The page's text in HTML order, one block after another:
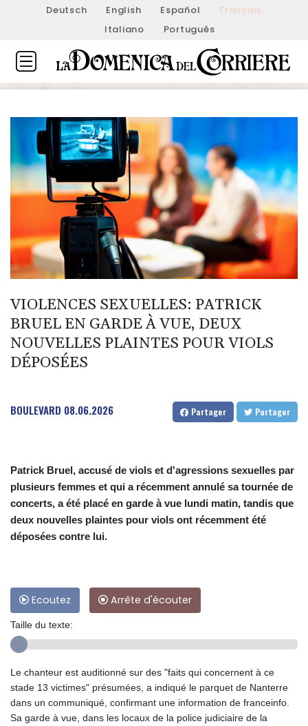
Deutsch English Español
Français
Italiano
Português
VIOLENCES SEXUELLES: PATRICK
BRUEL EN GARDE À VUE, DEUX
NOUVELLES PLAINTES POUR VIOLS
DÉPOSÉES
BOULEVARD 08.06.2026 Partager Partager
Patrick Bruel, accusé de viols et d'agressions sexuelles par
plusieurs femmes et qui a récemment annulé sa tournée de
concerts, a été placé en garde à vue lundi matin, tandis que
deux nouvelles plaintes pour viols ont récemment été
déposées contre lui.
Ecoutez Arrête d'écouter
Taille du texte:
Le chanteur est auditionné sur des "faits qui concernent à ce
stade 13 victimes" présumées, a indiqué le parquet de Nanterre
dans un communiqué, confirmant une information de franceinfo.
Sa garde à vue, dans les locaux de la police judiciaire de la